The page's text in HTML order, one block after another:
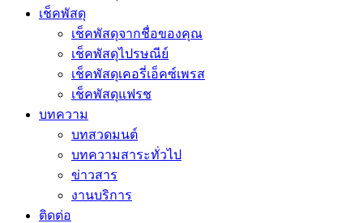
เช็คพัสดุ
เช็คพัสดุจากชื่อของคุณ
เช็คพัสดุไปรษณีย์
เช็คพัสดุเคอรี่เอ็คซ์เพรส
เช็คพัสดุแฟรช
บทความ
บทสวดมนต์
บทความสาระทั่วไป
ข่าวสาร
งานบริการ
ติดต่อ